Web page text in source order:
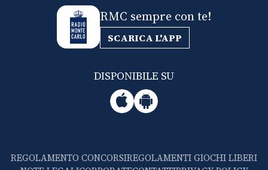
RMC sempre con te!
SCARICA L'APP
DISPONIBILE SU
REGOLAMENTO CONCORSIREGOLAMENTI GIOCHI LIBERI